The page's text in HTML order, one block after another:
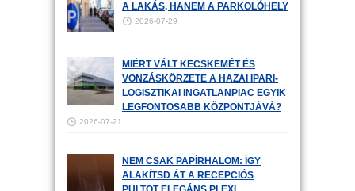
A LAKÁS, HANEM A PARKOLÓHELY
2026-07-29
MIÉRT VÁLT KECSKEMÉT ÉS
VONZÁSKÖRZETE A HAZAI IPARI-
LOGISZTIKAI INGATLANPIAC EGYIK
LEGFONTOSABB KÖZPONTJÁVÁ?
2026-07-21
NEM CSAK PAPÍRHALOM: ÍGY
ALAKÍTSD ÁT A RECEPCIÓS